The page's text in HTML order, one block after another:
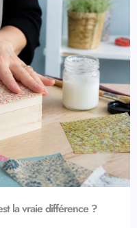
la vraie différence ?